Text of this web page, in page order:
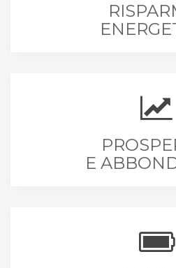
E